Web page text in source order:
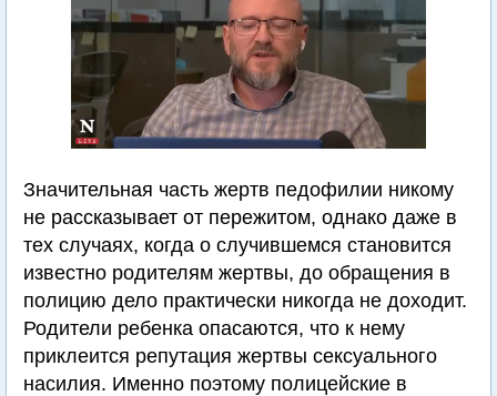
Значительная часть жертв педофилии никому
не рассказывает от пережитом, однако даже в
тех случаях, когда о случившемся становится
известно родителям жертвы, до обращения в
полицию дело практически никогда не доходит.
Родители ребенка опасаются, что к нему
приклеится репутация жертвы сексуального
насилия. Именно поэтому полицейские в